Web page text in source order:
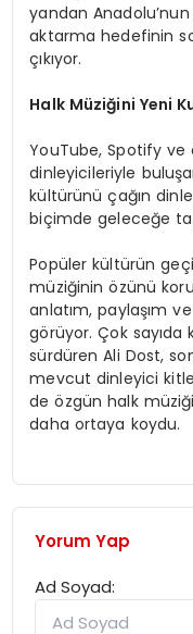
yandan
aktarma hedefinin
çıkıyor.
Halk Müziğini Yeni
YouTube, Spotify
dinleyicileriyle
kültürünü çağın
biçimde geleceğe
Popüler kültürün
müziğinin özünü
anlatım, paylaşım
görüyor. Çok
sürdüren Ali Dost,
mevcut dinleyici
de özgün halk
daha ortaya koydu.
Yorum Yap
Ad Soyad: